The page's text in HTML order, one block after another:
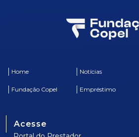
Home Notícias
Fundação Copel Empréstimo
Acesse